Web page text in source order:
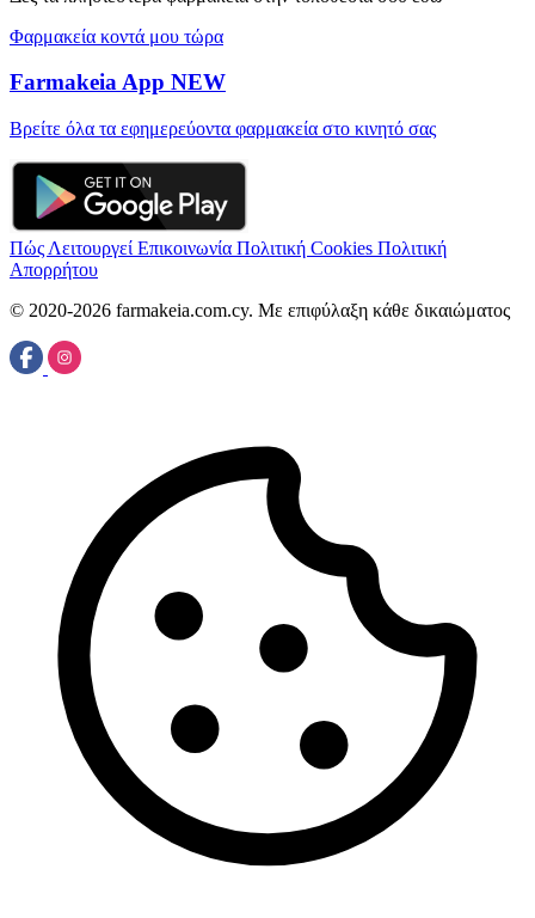
Φαρμακεία κοντά μου τώρα
Farmakeia App NEW
Βρείτε όλα τα εφημερεύοντα φαρμακεία στο κινητό σας
Πώς Λειτουργεί Επικοινωνία Πολιτική Cookies Πολιτική
Απορρήτου
© 2020-2026 farmakeia.com.cy. Με επιφύλαξη κάθε δικαιώματος